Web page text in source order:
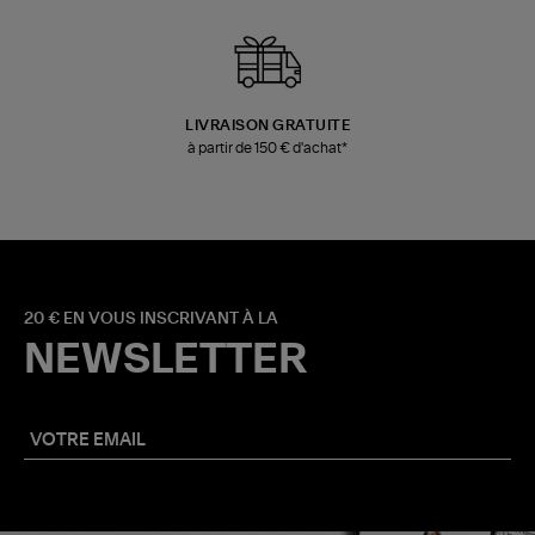
LIVRAISON GRATUITE
à partir de 150 € d'achat*
20 € EN VOUS INSCRIVANT À LA
NEWSLETTER